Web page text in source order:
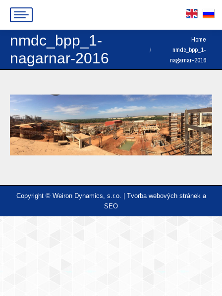
nmdc_bpp_1-
nagarnar-2016
You are here:Home
nmdc_bpp_1-
nagarnar-2016
Copyright © Weiron Dynamics, s.r.o. | Tvorba webových stráneka
SEO